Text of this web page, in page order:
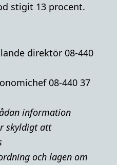
stigit 13 procent.
direktör 08-440
08-440 37
information
skyldigt att
och lagen om